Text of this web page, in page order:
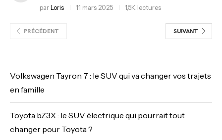
parLoris 11 mars 2025 1,5K lectures
PRÉCÉDENT SUIVANT
Volkswagen Tayron 7 : le SUV qui va changer vos trajets
en famille
Toyota bZ3X : le SUV électrique qui pourrait tout
changer pour Toyota ?